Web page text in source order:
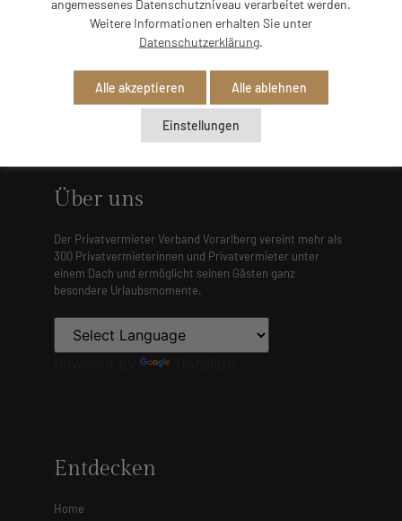
Impressionen
Über uns
Der Privatvermieter Verband Vorarlberg vereint mehr als
300 Privatvermieterinnen und Privatvermieter unter
einem Dach und ermöglicht seinen Gästen ganz
besondere Urlaubsmomente.
Entdecken
Home
angemessenes Datenschutzniveau verarbeitet werden.
Weitere Informationen erhalten Sie unter
Datenschutzerklärung.
Alle akzeptieren Alle ablehnen
Einstellungen